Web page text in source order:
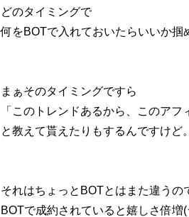
どのタイミングで
何をBOTで入れておいたらいいか
まぁそのタイミングですら
「このトレンドあるから、このアフ
と教えて貰えたりもするんですけど
それはちょっとBOTとはまた違うの
BOTで成約されていると嬉しさ倍